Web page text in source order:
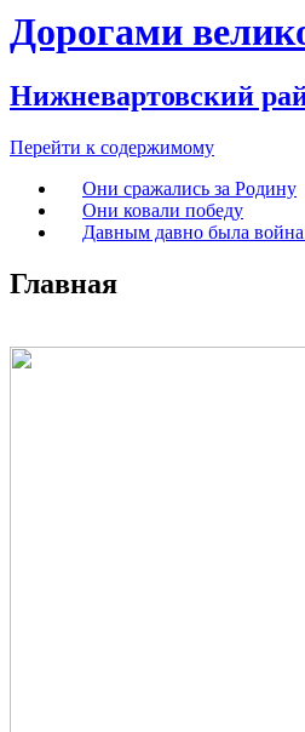
Дорогами
Нижневартовский
Перейти к содержимому
Они сражались за Родину
Они ковали победу
Давным давно была
Главная